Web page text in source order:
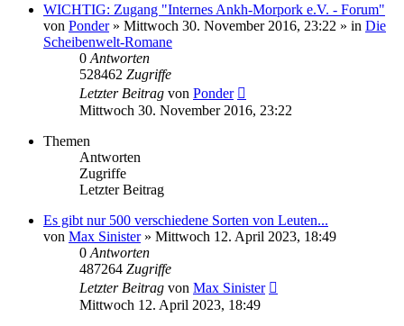
WICHTIG: Zugang "Internes Ankh-Morpork e.V. - Forum"
von Ponder» Mittwoch 30. November 2016, 23:22 » in Die
Scheibenwelt-Romane
0 Antworten
528462 Zugriffe
Letzter Beitrag von Ponder
Mittwoch 30. November 2016, 23:22
Themen
Antworten
Zugriffe
Letzter Beitrag
Es gibt nur 500 verschiedene Sorten von Leuten...
von Max Sinister» Mittwoch 12. April 2023, 18:49
0 Antworten
487264 Zugriffe
Letzter Beitrag von Max Sinister
Mittwoch 12. April 2023, 18:49